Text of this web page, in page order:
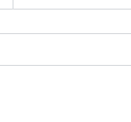
nicht nur auf die
für die Fliese.
funktionierenden